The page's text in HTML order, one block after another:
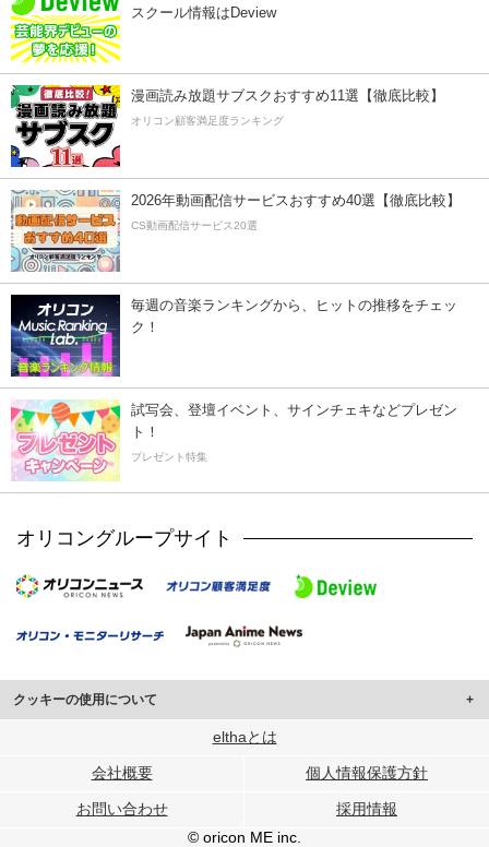
スクール情報はDeview
漫画読み放題サブスクおすすめ11選【徹底比較】
オリコン顧客満足度ランキング
2026年動画配信サービスおすすめ40選【徹底比較】
CS動画配信サービス20選
毎週の音楽ランキングから、ヒットの推移をチェッ
ク！
試写会、登壇イベント、サインチェキなどプレゼン
ト！
プレゼント特集
オリコングループサイト
クッキーの使用について
このサイトでは Cookie を使用して、ユーザーに合わせたコンテンツや広告の
行っています。
メディアや広告配信、データ解析の各パートナーに提供しています。
各パートナーは、この情報とユーザーが各パートナーに提供した他の情報や、
elthaとは
会社概要 個人情報保護方針
お問い合わせ
採用情報
© oricon ME inc.